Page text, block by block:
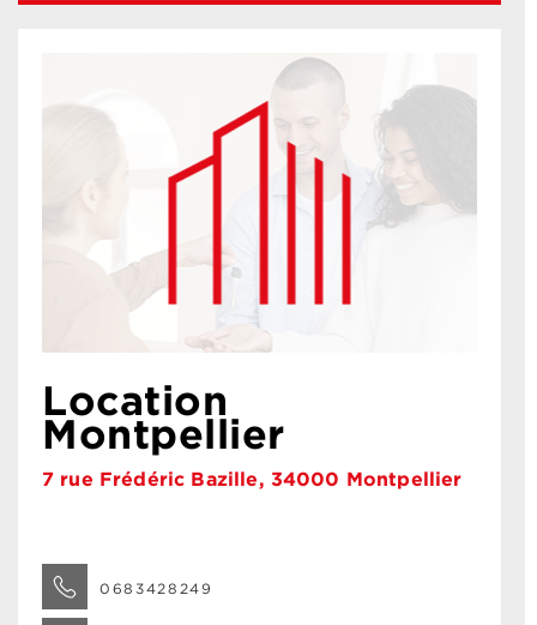
Location
Montpellier
7 rue Frédéric Bazille, 34000 Montpellier
0683428249